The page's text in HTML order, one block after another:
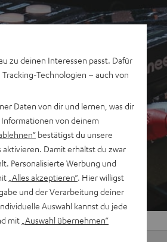
zu deinen Interessen passt. Dafür
Technologien – auch von
Daten von dir und lernen, was dir
von deinem
bestätigst du unsere
Damit erhältst du zwar
Personalisierte Werbung und
„Alles akzeptieren“. Hier willigst
und der Verarbeitung deiner
Auswahl kannst du jede
mit „Auswahl übernehmen“